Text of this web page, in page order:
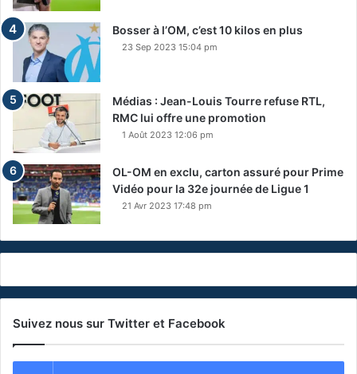
Bosser à l’OM, c’est 10 kilos en plus
23 Sep 2023 15:04 pm
Médias : Jean-Louis Tourre refuse RTL,
RMC lui offre une promotion
1 Août 2023 12:06 pm
OL-OM en exclu, carton assuré pour Prime
Vidéo pour la 32e journée de Ligue 1
21 Avr 2023 17:48 pm
Suivez nous sur Twitter et Facebook